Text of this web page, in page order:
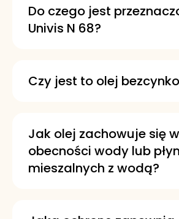
Do czego jest
Univis N 68?
zaprojektowany do pracy w
zakresie urządzeń
Czy jest to olej
być istotne, gdy w danym
preferuje się formulacje
Jak olej zachowuje się w
obecności wody lub
mieszalnych z wodą?
do obróbki skrawaniem